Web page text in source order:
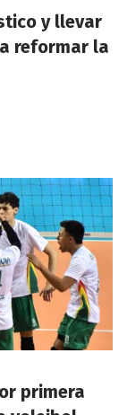
y llevar
reformar la
primera